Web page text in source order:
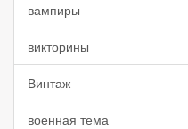
вампиры
викторины
Винтаж
военная тема